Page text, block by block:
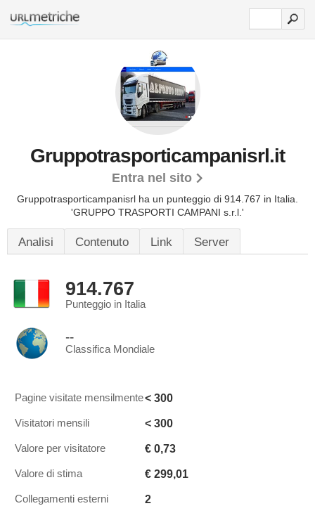
Gruppotrasporticampanisrl.it
Entra nel sito
Gruppotrasporticampanisrl ha un punteggio di 914.767 in Italia.
'GRUPPO TRASPORTI CAMPANI s.r.l.'
Analisi Contenuto Link Server
914.767
Punteggio in Italia
--
Classifica Mondiale
Pagine visitate mensilmente< 300
Visitatori mensili < 300
Valore per visitatore € 0,73
Valore di stima € 299,01
Collegamenti esterni 2